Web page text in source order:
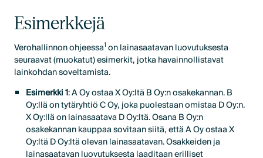
Esimerkkejä
Verohallinnon ohjeessa1 on lainasaatavan luovutuksesta
seuraavat (muokatut) esimerkit, jotka havainnollistavat
lainkohdan soveltamista.
Esimerkki 1: A Oy ostaa X Oy:ltä B Oy:n osakekannan. B
Oy:llä on tytäryhtiö C Oy, joka puolestaan omistaa D Oy:n.
X Oy:llä on lainasaatava D Oy:ltä. Osana B Oy:n
osakekannan kauppaa sovitaan siitä, että A Oy ostaa X
Oy:ltä D Oy:ltä olevan lainasaatavan. Osakkeiden ja
lainasaatavan luovutuksesta laaditaan erilliset